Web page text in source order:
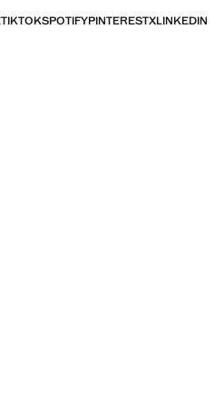
TIKTOKSPOTIFYPINTERESTXLINKEDIN